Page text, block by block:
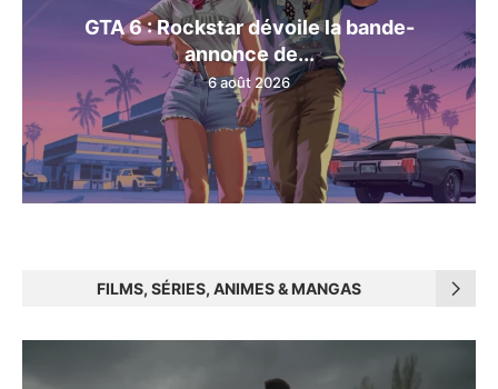
GTA 6 : Rockstar dévoile la bande-
annonce de...
6 août 2026
FILMS, SÉRIES, ANIMES & MANGAS